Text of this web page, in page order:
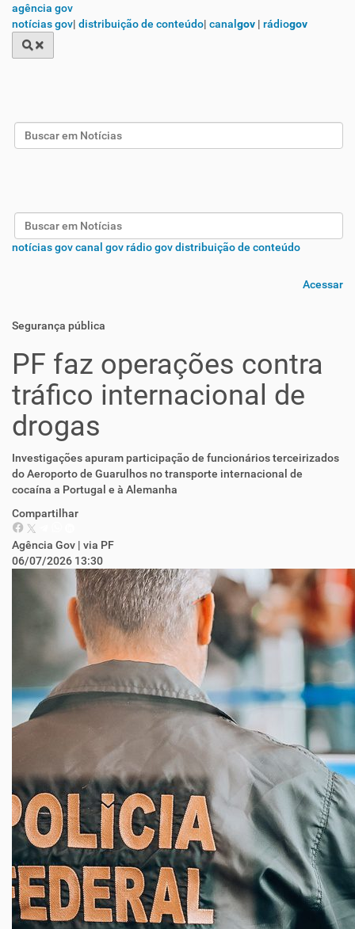
agência gov
notícias gov| distribuição de conteúdo| canal gov | rádiogov
Busca
Busca
notícias govcanal govrádio govdistribuição de conteúdo
Acessar
Segurança pública
PF faz operações contra
tráfico internacional de
drogas
Investigações apuram participação de funcionários terceirizados
do Aeroporto de Guarulhos no transporte internacional de
cocaína a Portugal e à Alemanha
Compartilhar
Agência Gov | via PF
06/07/2026 13:30